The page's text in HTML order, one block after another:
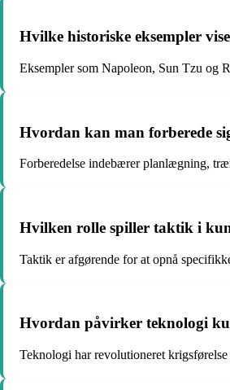
Hvilke historiske eksempler
Eksempler som Napoleon, Sun Tzu og
Hvordan kan man forberede
Forberedelse indebærer planlægning,
Hvilken rolle spiller taktik i
Taktik er afgørende for at opnå
Hvordan påvirker teknologi
Teknologi har revolutioneret